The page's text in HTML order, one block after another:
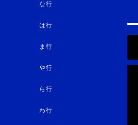
な行
は行
ま行
や行
ら行
わ行